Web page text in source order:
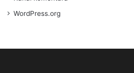
WordPress.org